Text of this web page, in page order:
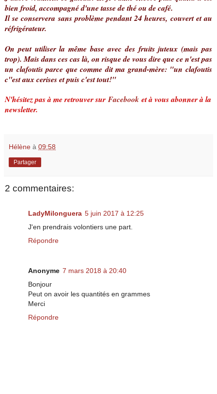
bien froid, accompagné d'une tasse de thé ou de café.
Il se conservera sans problème pendant 24 heures, couvert et au
réfrigérateur.
On peut utiliser la même base avec des fruits juteux (mais pas
trop). Mais dans ces cas là, on risque de vous dire que ce n'est pas
un clafoutis parce que comme dit ma grand-mère: "un clafoutis
c''est aux cerises et puis c'est tout!"
N'hésitez pas à me retrouver sur Facebook et à vous abonner à la
newsletter.
Hélène à 09:58
Partager
2 commentaires:
LadyMilonguera 5 juin 2017 à 12:25
J'en prendrais volontiers une part.
Répondre
Anonyme 7 mars 2018 à 20:40
Bonjour
Peut on avoir les quantités en grammes
Merci
Répondre